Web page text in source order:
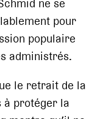
pour
populaire
administrés.
le retrait de la
à protéger la